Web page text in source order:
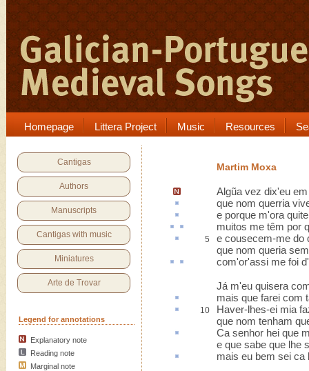
Homepage Littera Project Music Resources
Cantigas
Authors
Manuscripts
Cantigas with music
Miniatures
Arte de Trovar
Legend for annotations
Explanatory note
Reading note
Marginal note
Martim Moxa
Algũa vez dix'eu
que nom querria
e porque m'ora
muitos me têm por
5 e cousecem-me do
que nom queria
com'or'assi me foi
Já m'eu quisera
mais que farei com
10 Haver-lhes-ei mia
que nom tenham
Ca senhor hei que
e que sabe que lhe
mais eu bem sei ca